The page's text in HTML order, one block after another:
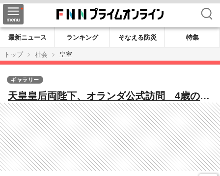
検索
最新ニュース ランキング そなえる防災
特集
トップ
社会 皇室
天皇皇后両陛下、オランダ公式訪問 4歳の愛
子さまが遊んだ王女との再会も 国王一家と
の絆をさらに深められる
ギャラリー